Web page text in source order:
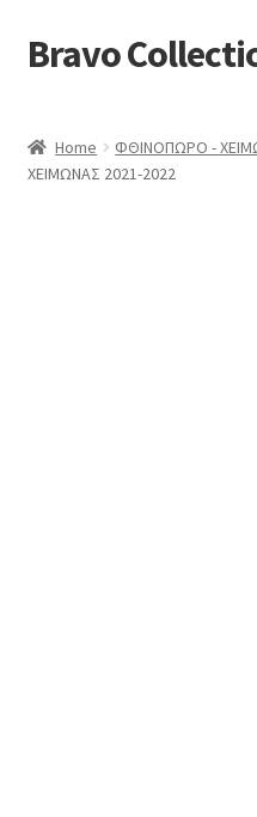
Skip
to
Skip
to
Bravo
Home ΦΘΙΝΟΠΩΡΟ -
ΧΕΙΜΩΝΑΣ 2021-2022